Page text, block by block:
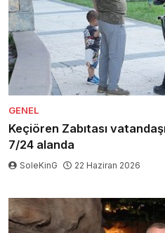
GENEL
Keçiören Zabıtası
7/24 alanda
SoleKinG 22 Haziran 2026